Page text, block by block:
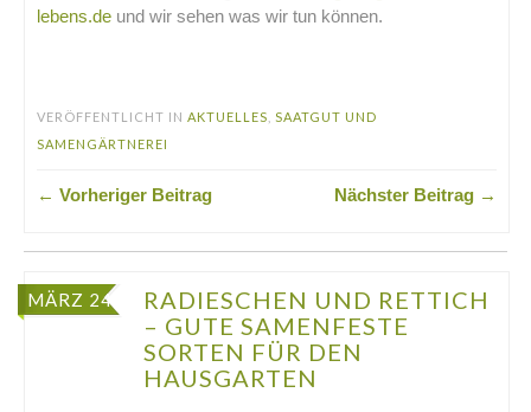
lebens.de und wir sehen was wir tun können.
VERÖFFENTLICHT IN AKTUELLES SAATGUT UND
SAMENGÄRTNEREI
← Vorheriger Beitrag Nächster Beitrag →
MÄRZ 24
RADIESCHEN UND RETTICH
– GUTE SAMENFESTE
SORTEN FÜR DEN
HAUSGARTEN